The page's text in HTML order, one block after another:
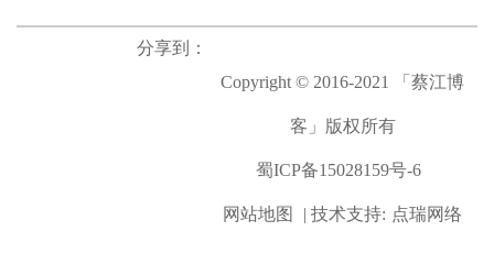
选单，黑帽手法
业实现互联网信息化、智能化、模
块化、产业化发展的高新技术企
业。 公司结合云计算、大数
所面临的管理问题所研发出
分享到：
Copyright © 2016-2021 「蔡江博
客」版权所有
蜀ICP备15028159号-6
网站地图 | 技术支持: 点瑞网络